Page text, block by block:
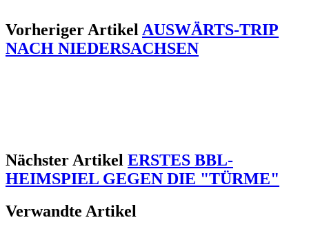
Vorheriger Artikel AUSWÄRTS-TRIP
NACH NIEDERSACHSEN
Nächster Artikel ERSTES BBL-
HEIMSPIEL GEGEN DIE "TÜRME"
Verwandte Artikel